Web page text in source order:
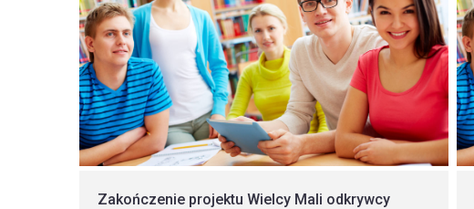
Zakończenie projektu Wielcy Mali odkrywcy